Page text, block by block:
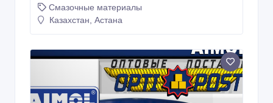
Смазочные материалы
Казахстан, Астана